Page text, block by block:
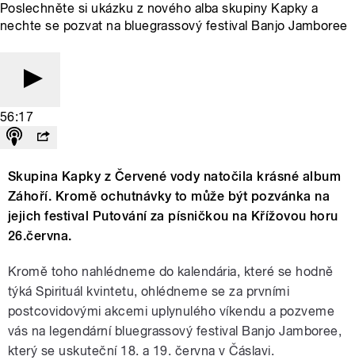
Poslechněte si ukázku z nového alba skupiny Kapky a
nechte se pozvat na bluegrassový festival Banjo Jamboree
56:17
Skupina Kapky z Červené vody natočila krásné album
Záhoří. Kromě ochutnávky to může být pozvánka na
jejich festival Putování za písničkou na Křížovou horu
26.června.
Kromě toho nahlédneme do kalendária, které se hodně
týká Spirituál kvintetu, ohlédneme se za prvními
postcovidovými akcemi uplynulého víkendu a pozveme
vás na legendární bluegrassový festival Banjo Jamboree,
který se uskuteční 18. a 19. června v Čáslavi.